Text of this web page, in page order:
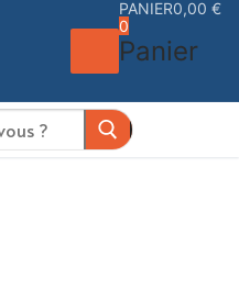
PANIER0,00 €
0
Panier